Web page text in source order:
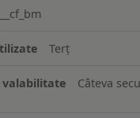
__cf_bm
Terț
Câteva